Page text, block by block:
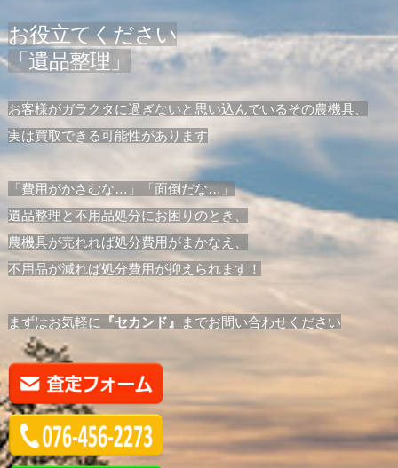
お役立てください
「遺品整理」
お客様がガラクタに過ぎないと思い込んでいるその農機具、
実は買取できる可能性があります
「費用がかさむな…」「面倒だな…」
遺品整理と不用品処分にお困りのとき、
農機具が売れれば処分費用がまかなえ、
不用品が減れば処分費用が抑えられます！
まずはお気軽に 『セカンド』 までお問い合わせください